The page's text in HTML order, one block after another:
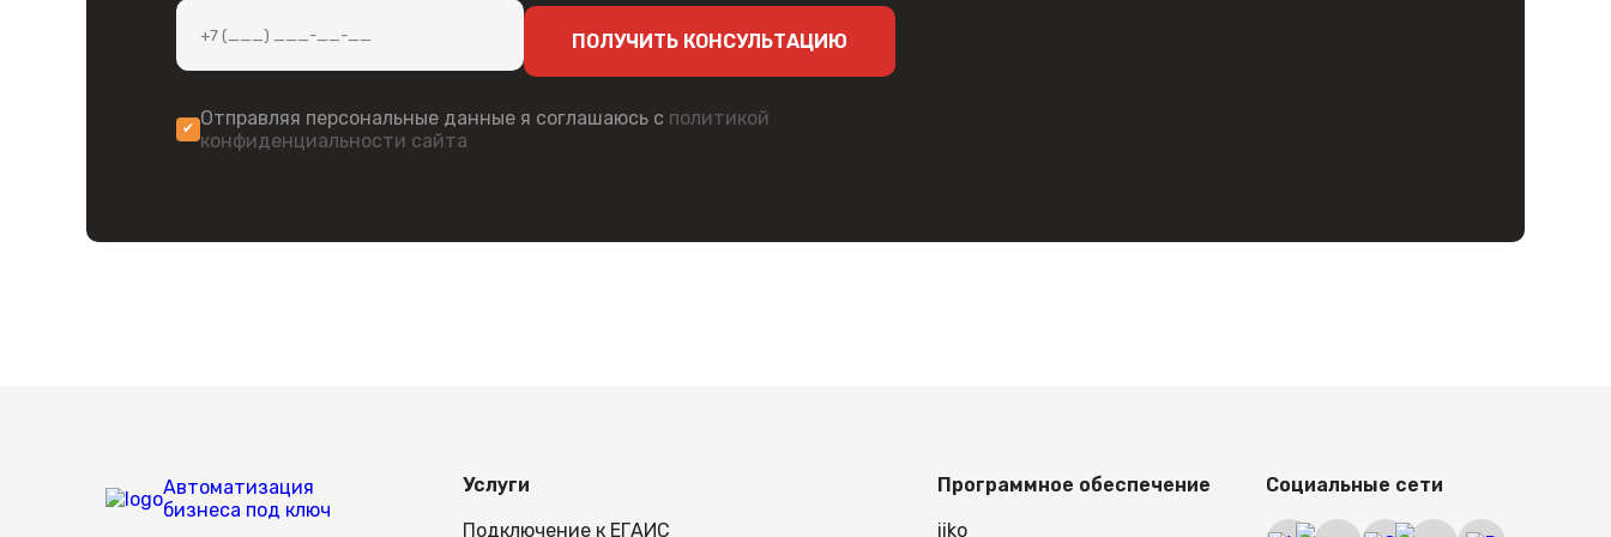
ПОЛУЧИТЬ КОНСУЛЬТАЦИЮ
Отправляя персональные данные я соглашаюсь с политикой
конфиденциальности сайта
Автоматизация
бизнеса под ключ
Услуги
Подключение к ЕГАИС
Программное обеспечение
iiko
Социальные сети